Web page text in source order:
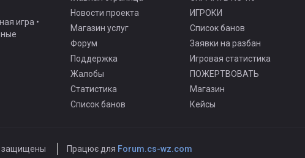
игра •
Новости проекта
Магазин услуг
Форум
Поддержка
Жалобы
Статистика
Список банов
ИГРОКИ
Список банов
Заявки на разбан
Игровая статистика
ПОЖЕРТВОВАТЬ
Магазин
Кейсы
защищены Працює для Forum.cs-wz.com